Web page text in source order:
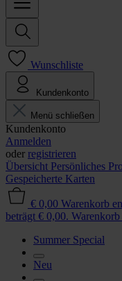
Wunschliste
Kundenkonto
Menü schließen
Kundenkonto
Anmelden
oder registrieren
Übersicht Persönliches
Gespeicherte Karten
€ 0,00 Warenkorb
beträgt € 0,00. Warenkorb
Summer Special
Neu